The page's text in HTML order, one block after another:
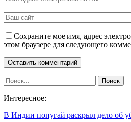
Сохраните мое имя, адрес
этом браузере для следующего
Интересное:
В Индии попугай раскрыл дело об